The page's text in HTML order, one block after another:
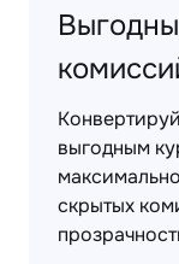
выгодным
скрытых